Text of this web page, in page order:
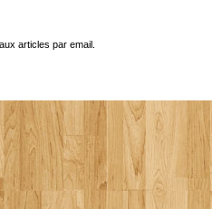
articles par email.